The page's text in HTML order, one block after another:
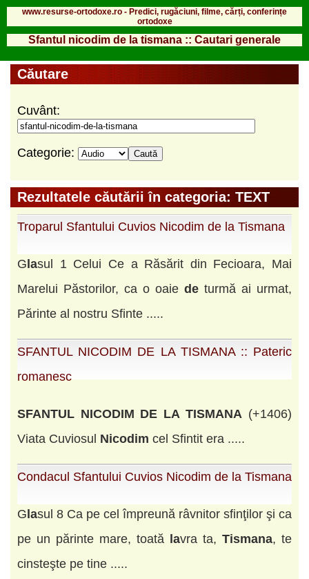
www.resurse-ortodoxe.ro - Predici, rugăciuni, filme, cărți, conferințe
ortodoxe
Sfantul nicodim de la tismana :: Cautari generale
Căutare
Cuvânt:
Categorie:
Rezultatele căutării în categoria: TEXT
Troparul Sfantului Cuvios Nicodim de la Tismana
G lasul 1 Celui Ce a Răsărit din Fecioara, Mai
Marelui Păstorilor, ca o oaie de turmă ai urmat,
Părinte al nostru Sfinte .....
SFANTUL NICODIM DE LA TISMANA :: Pateric
romanesc
SFANTUL NICODIM DE LA TISMANA (+1406)
Viata Cuviosul Nicodim cel Sfintit era .....
Condacul Sfantului Cuvios Nicodim de la Tismana
G lasul 8 Ca pe cel împreună râvnitor sfinţilor şi ca
pe un părinte mare, toată
lavra ta, Tismana, te
cinsteşte pe tine .....